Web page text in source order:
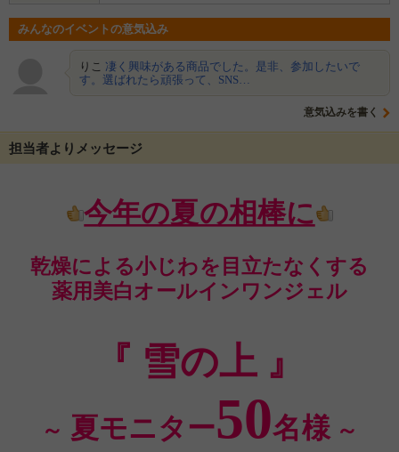
みんなのイベントの意気込み
りこ 凄く興味がある商品でした。是非、参加したいで
す。選ばれたら頑張って、SNS…
意気込みを書く
担当者よりメッセージ
今年の夏の相棒に
乾燥による小じわを目立たなくする
薬用美白オールインワンジェル
『 雪の上 』
～ 夏モニター50名様～